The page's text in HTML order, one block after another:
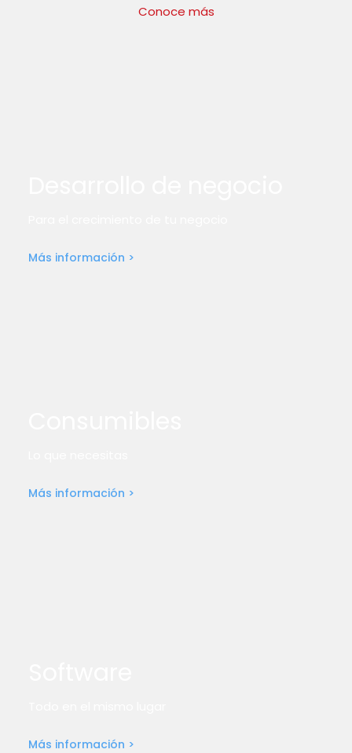
Conoce más
Más información >
Más información >
Más información >